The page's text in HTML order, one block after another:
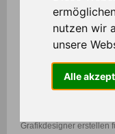
nutzen wir
unsere
Alle
Webdesign
Sie benötigen ein
sogar ein komplettes
Grafikdesigner erstellen